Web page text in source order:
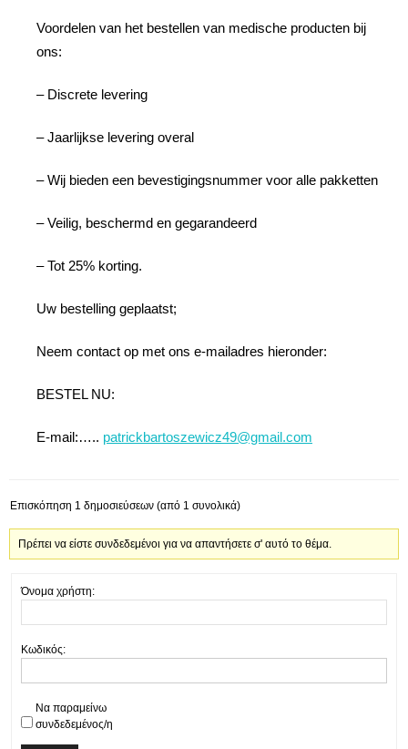
Voordelen van het bestellen van medische producten bij
ons:
– Discrete levering
– Jaarlijkse levering overal
– Wij bieden een bevestigingsnummer voor alle pakketten
– Veilig, beschermd en gegarandeerd
– Tot 25% korting.
Uw bestelling geplaatst;
Neem contact op met ons e-mailadres hieronder:
BESTEL NU:
E-mail:….. patrickbartoszewicz49@gmail.com
Επισκόπηση 1 δημοσιεύσεων (από 1 συνολικά)
Πρέπει να είστε συνδεδεμένοι για να απαντήσετε σ' αυτό το θέμα.
Όνομα χρήστη:
Κωδικός:
Να παραμείνω
συνδεδεμένος/η